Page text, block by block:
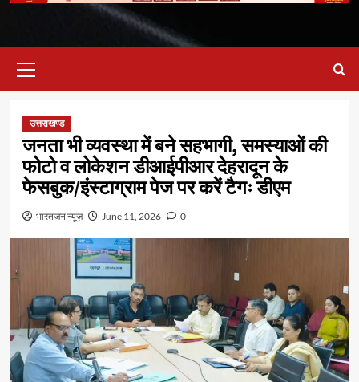
Menu
उत्तराखण्ड
जनता भी व्यवस्था में बने सहभागी, समस्याओं की
फोटो व लोकेशन डीआईपीआर देहरादून के
फेसबुक/इंस्टाग्राम पेज पर करें टैगः डीएम
भारतजन न्यूज़ June 11, 2026 0